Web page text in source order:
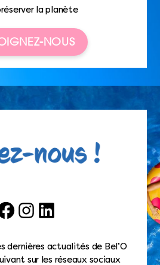
la planète
NOUS
InstagramLinkedIn
dernières actualités de Bel’O
sur les réseaux sociaux